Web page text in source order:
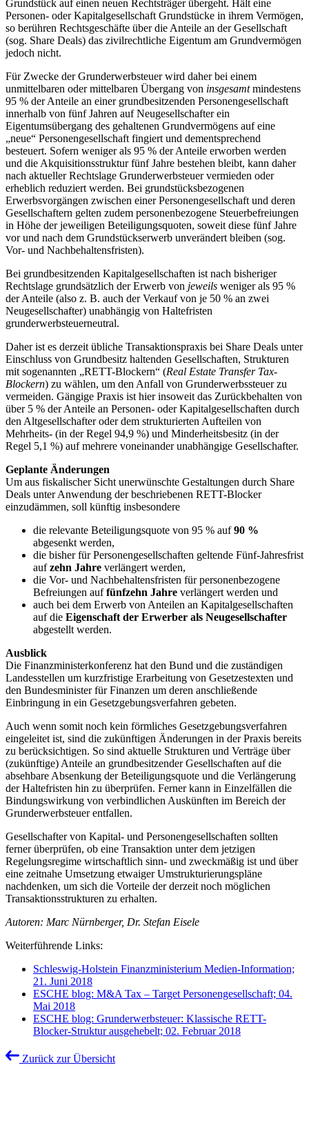
Grundstück auf einen neuen Rechtsträger übergeht. Hält eine
Personen- oder Kapitalgesellschaft Grundstücke in ihrem Vermögen,
so berühren Rechtsgeschäfte über die Anteile an der Gesellschaft
(sog. Share Deals) das zivilrechtliche Eigentum am Grundvermögen
jedoch nicht.
Für Zwecke der Grunderwerbsteuer wird daher bei einem
unmittelbaren oder mittelbaren Übergang von insgesamtmindestens
95 % der Anteile an einer grundbesitzenden Personengesellschaft
innerhalb von fünf Jahren auf Neugesellschafter ein
Eigentumsübergang des gehaltenen Grundvermögens auf eine
„neue“ Personengesellschaft fingiert und dementsprechend
besteuert. Sofern weniger als 95 % der Anteile erworben werden
und die Akquisitionsstruktur fünf Jahre bestehen bleibt, kann daher
nach aktueller Rechtslage Grunderwerbsteuer vermieden oder
erheblich reduziert werden. Bei grundstücksbezogenen
Erwerbsvorgängen zwischen einer Personengesellschaft und deren
Gesellschaftern gelten zudem personenbezogene Steuerbefreiungen
in Höhe der jeweiligen Beteiligungsquoten, soweit diese fünf Jahre
vor und nach dem Grundstückserwerb unverändert bleiben (sog.
Vor- und Nachbehaltensfristen).
Bei grundbesitzenden Kapitalgesellschaften ist nach bisheriger
Rechtslage grundsätzlich der Erwerb von jeweils weniger als 95 %
der Anteile (also z. B. auch der Verkauf von je 50 % an zwei
Neugesellschafter) unabhängig von Haltefristen
grunderwerbsteuerneutral.
Daher ist es derzeit übliche Transaktionspraxis bei Share Deals unter
Einschluss von Grundbesitz haltenden Gesellschaften, Strukturen
mit sogenannten „RETT-Blockern“ (Real Estate Transfer Tax-
Blockern) zu wählen, um den Anfall von Grunderwerbssteuer zu
vermeiden. Gängige Praxis ist hier insoweit das Zurückbehalten von
über 5 % der Anteile an Personen- oder Kapitalgesellschaften durch
den Altgesellschafter oder dem strukturierten Aufteilen von
Mehrheits- (in der Regel 94,9 %) und Minderheitsbesitz (in der
Regel 5,1 %) auf mehrere voneinander unabhängige Gesellschafter.
Geplante Änderungen
Um aus fiskalischer Sicht unerwünschte Gestaltungen durch Share
Deals unter Anwendung der beschriebenen RETT-Blocker
einzudämmen, soll künftig insbesondere
die relevante Beteiligungsquote von 95 % auf90 %
abgesenkt werden,
die bisher für Personengesellschaften geltende Fünf-Jahresfrist
aufzehn Jahre verlängert werden,
die Vor- und Nachbehaltensfristen für personenbezogene
Befreiungen auffünfzehn Jahre verlängert werden und
auch bei dem Erwerb von Anteilen an Kapitalgesellschaften
auf die Eigenschaft der Erwerber als Neugesellschafter
abgestellt werden.
Ausblick
Die Finanzministerkonferenz hat den Bund und die zuständigen
Landesstellen um kurzfristige Erarbeitung von Gesetzestexten und
den Bundesminister für Finanzen um deren anschließende
Einbringung in ein Gesetzgebungsverfahren gebeten.
Auch wenn somit noch kein förmliches Gesetzgebungsverfahren
eingeleitet ist, sind die zukünftigen Änderungen in der Praxis bereits
zu berücksichtigen. So sind aktuelle Strukturen und Verträge über
(zukünftige) Anteile an grundbesitzender Gesellschaften auf die
absehbare Absenkung der Beteiligungsquote und die Verlängerung
der Haltefristen hin zu überprüfen. Ferner kann in Einzelfällen die
Bindungswirkung von verbindlichen Auskünften im Bereich der
Grunderwerbsteuer entfallen.
Gesellschafter von Kapital- und Personengesellschaften sollten
ferner überprüfen, ob eine Transaktion unter dem jetzigen
Regelungsregime wirtschaftlich sinn- und zweckmäßig ist und über
eine zeitnahe Umsetzung etwaiger Umstrukturierungspläne
nachdenken, um sich die Vorteile der derzeit noch möglichen
Transaktionsstrukturen zu erhalten.
Autoren: Marc Nürnberger, Dr. Stefan Eisele
Weiterführende Links:
Schleswig-Holstein Finanzministerium Medien-Information;
21. Juni 2018
ESCHE blog: M&A Tax – Target Personengesellschaft; 04.
Mai 2018
ESCHE blog: Grunderwerbsteuer: Klassische RETT-
Blocker-Struktur ausgehebelt; 02. Februar 2018
Zurück zur Übersicht